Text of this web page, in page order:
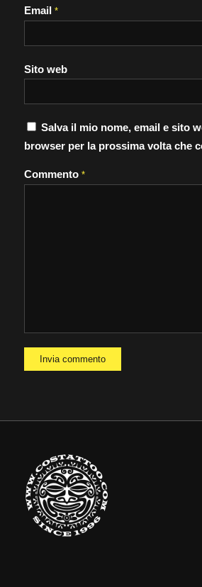
Email *
Sito web
Salva il mio nome, email e sito
browser per la prossima volta che
Commento *